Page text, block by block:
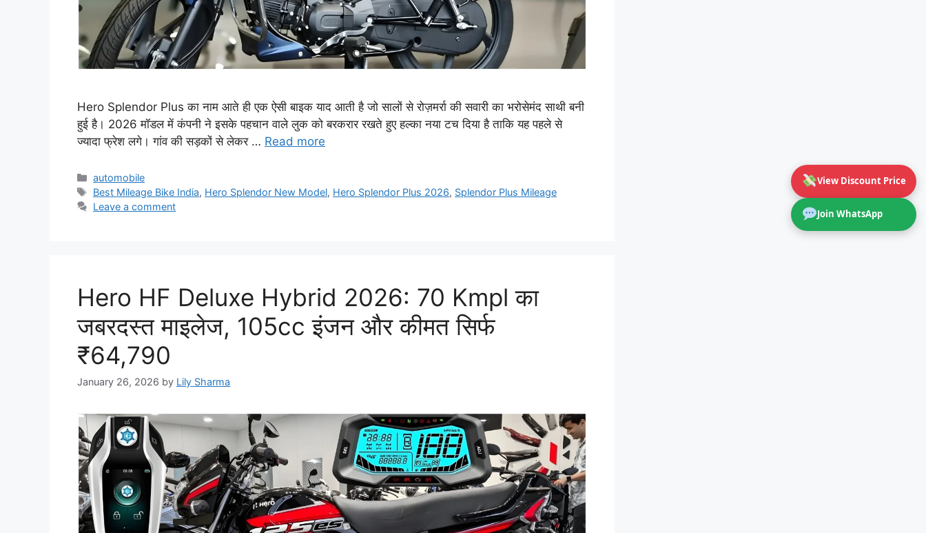
View Discount Price
Join WhatsApp
Hero Splendor Plus का नाम आते ही एक ऐसी बाइक याद आती है जो सालों से रोज़मर्रा की सवारी का भरोसेमंद साथी बनी
हुई है। 2026 मॉडल में कंपनी ने इसके पहचान वाले लुक को बरकरार रखते हुए हल्का नया टच दिया है ताकि यह पहले से
ज्यादा फ्रेश लगे। गांव की सड़कों से लेकर … Read more
Categories
automobile
Tags
Best Mileage Bike India, Hero Splendor New Model, Hero Splendor Plus 2026, Splendor Plus Mileage
Leave a comment
Hero HF Deluxe Hybrid 2026: 70 Kmpl का
जबरदस्त माइलेज, 105cc इंजन और कीमत सिर्फ
₹64,790
January 26, 2026 by Lily Sharma